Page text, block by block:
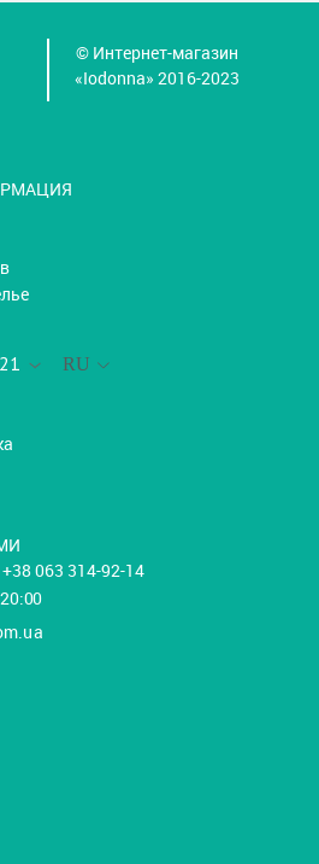
© Интернет-магазин
«Iodonna» 2016-2023
RU
063 314-92-14